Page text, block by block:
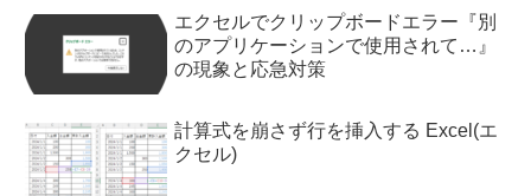
エクセルでクリップボードエラー『別
のアプリケーションで使用されて…』
の現象と応急対策
計算式を崩さず行を挿入する Excel(エ
クセル)